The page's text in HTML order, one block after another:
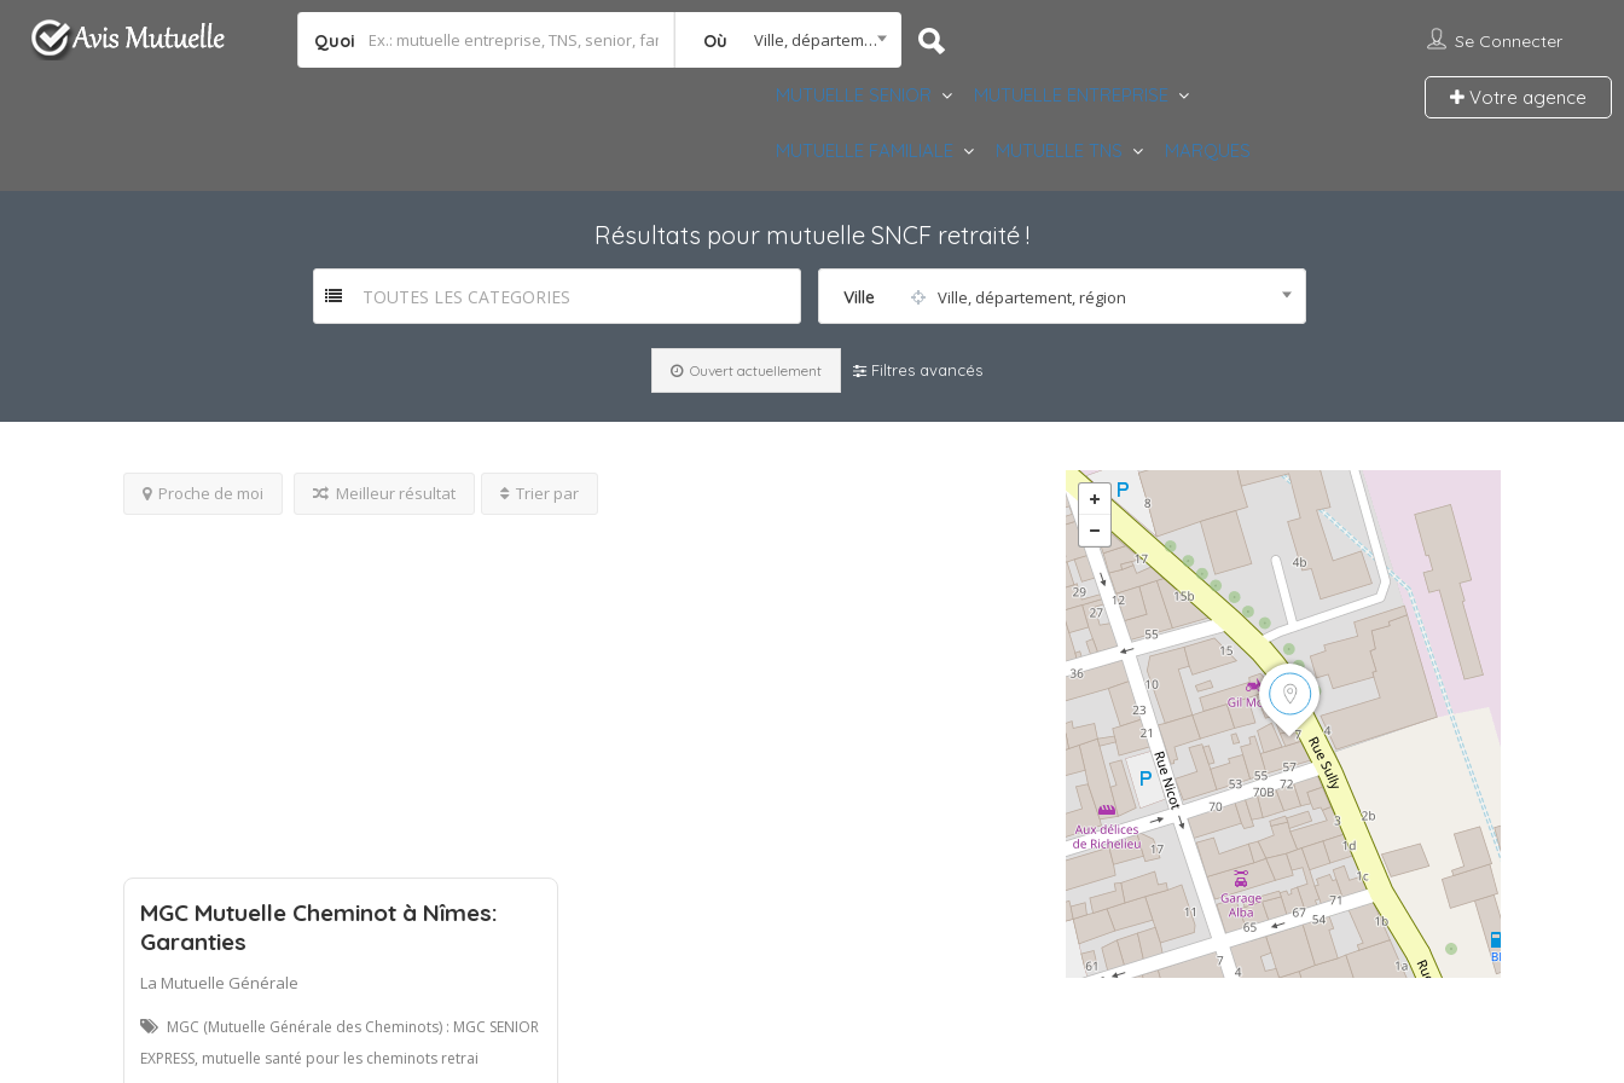
Quoi Où Ville, département, région Se Connecter
Votre agence
MUTUELLE SENIOR MUTUELLE ENTREPRISE
MUTUELLE FAMILIALE MUTUELLE TNS MARQUES
Résultats pour mutuelle SNCF retraité !
TOUTES LES CATEGORIES Ville Ville, département, région
Ouvert actuellement Filtres avancés
Proche de moi Meilleur résultat Trier par
MGC Mutuelle Cheminot à Nîmes:
Garanties
La Mutuelle Générale
MGC (Mutuelle Générale des Cheminots) : MGC SENIOR
EXPRESS, mutuelle santé pour les cheminots retrai